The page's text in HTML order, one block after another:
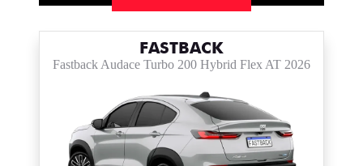
FASTBACK
Fastback Audace Turbo 200 Hybrid Flex AT 2026